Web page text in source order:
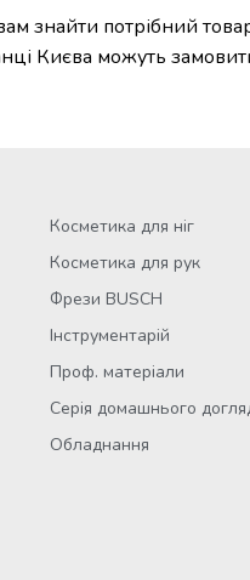
знайти потрібний
Києва можуть
Косметика для ніг
Косметика для рук
Фрези BUSCH
Інструментарій
Проф. матеріали
Серія домашнього
Обладнання